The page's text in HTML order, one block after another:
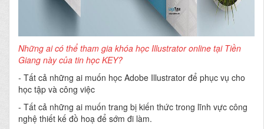
Những ai có thể tham gia khóa học Illustrator online tại Tiền
Giang này của tin học KEY?
- Tất cả những ai muốn học Adobe Illustrator để phục vụ cho
học tập và công việc
- Tất cả những ai muốn trang bị kiến thức trong lĩnh vực công
nghệ thiết kế đồ hoạ để sớm đi làm.